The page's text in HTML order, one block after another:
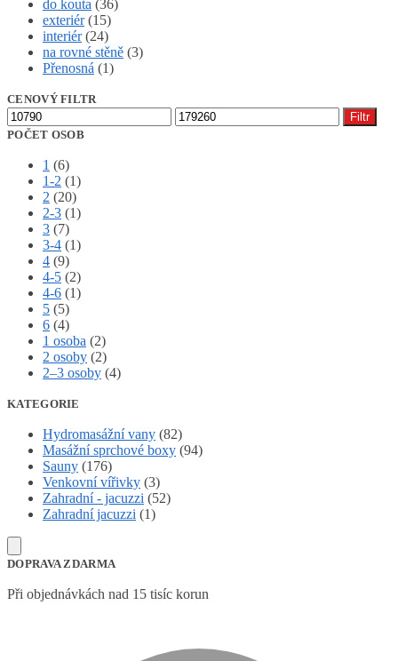
do kouta (36)
exteriér (15)
interiér (24)
na rovné stěně (3)
Přenosná (1)
CENOVÝ FILTR
Minimální
cena
Maximální
cena
Filtr
POČET OSOB
1 (6)
1-2 (1)
2 (20)
2-3 (1)
3 (7)
3-4 (1)
4 (9)
4-5 (2)
4-6 (1)
5 (5)
6 (4)
1 osoba (2)
2 osoby (2)
2–3 osoby (4)
KATEGORIE
Hydromasážní vany (82)
Masážní sprchové boxy (94)
Sauny (176)
Venkovní vířivky (3)
Zahradní - jacuzzi (52)
Zahradní jacuzzi (1)
DOPRAVA ZDARMA
Při objednávkách nad 15 tisíc korun